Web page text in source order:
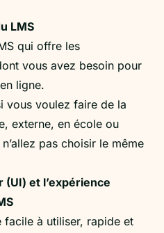
LMS
qui offre les
vous avez besoin pour
ligne.
vous voulez faire de la
externe, en école ou
pas choisir le même
(UI) et l’expérience
facile à utiliser, rapide et